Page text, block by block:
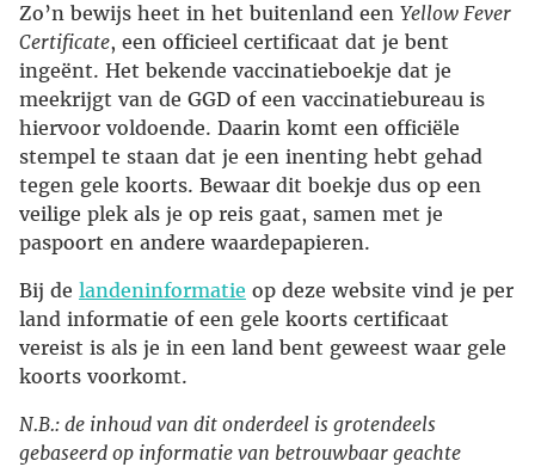
Zo’n bewijs heet in het buitenland een Yellow Fever
Certificate, een officieel certificaat dat je bent
ingeënt. Het bekende vaccinatieboekje dat je
meekrijgt van de GGD of een vaccinatiebureau is
hiervoor voldoende. Daarin komt een officiële
stempel te staan dat je een inenting hebt gehad
tegen gele koorts. Bewaar dit boekje dus op een
veilige plek als je op reis gaat, samen met je
paspoort en andere waardepapieren.
Bij de landeninformatie op deze website vind je per
land informatie of een gele koorts certificaat
vereist is als je in een land bent geweest waar gele
koorts voorkomt.
N.B.: de inhoud van dit onderdeel is grotendeels
gebaseerd op informatie van betrouwbaar geachte